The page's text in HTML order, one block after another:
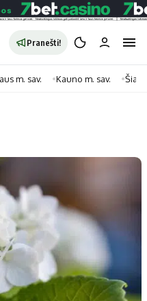
Pranešti!
Transportas
Gyvenimas
Horoskopai
Laisvalaikis
Maistas
Sveikata
Technologijos
m. sav. Kauno m. sav.